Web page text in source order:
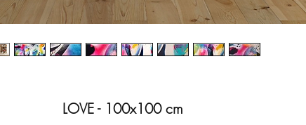
LOVE - 100x100 cm